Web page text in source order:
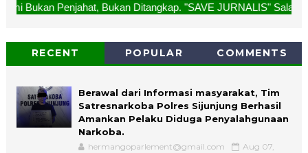
Bukan Ditangkap. "SAVE JURNALIS" Salam Redaksi
RECENT POPULAR COMMENTS
Berawal dari Informasi masyarakat, Tim
Satresnarkoba Polres Sijunjung Berhasil
Amankan Pelaku Diduga Penyalahgunaan
Narkoba.
hermangoparlement@gmail.com
Aug 07,